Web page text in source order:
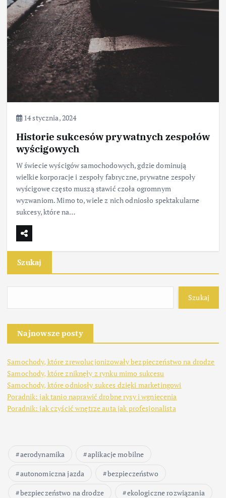
14 stycznia, 2024
Historie sukcesów prywatnych zespołów
wyścigowych
W świecie wyścigów samochodowych, gdzie dominują
wielkie korporacje i zespoły fabryczne, prywatne zespoły
wyścigowe często muszą stawić czoła ogromnym
wyzwaniom. Mimo to, wiele z nich odniosło spektakularne
sukcesy, które na…
Szukaj
Szukaj
Najnowsze posty
Samochody, które zrewolucjonizowały bezpieczeństwo na drodze
Samochody, które zniknęły z rynku mimo sukcesu
Samochody, które odniosły sukces dzięki marketingowi
Poradnik: jak tanio naprawić drobne rysy i wgniecenia
Poradnik: jak czyścić wnętrze auta jak profesjonalista
aerodynamika
aplikacje mobilne
autonomiczna jazda
bezpieczeństwo
bezpieczeństwo na drodze
ekologiczne rozwiązania